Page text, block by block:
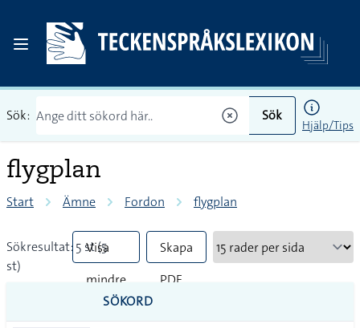
Sök: Sök
Hjälp/Tips
flygplan
Start Ämne Fordon flygplan
Sökresultat: 5 st (5
st)
Visa
mindre
Skapa
PDF
SÖKORD